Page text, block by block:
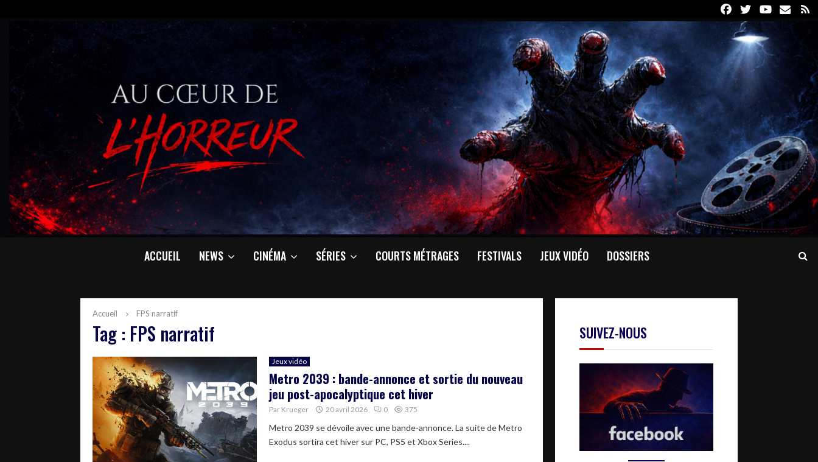
FacebookTwitterYoutube
Email
ACCUEIL NEWS CINÉMA SÉRIES COURTS MÉTRAGES FESTIVALS JEUX VIDÉO DOSSIERS
Accueil FPS narratif
Tag : FPS narratif
Jeux vidéo
Metro 2039 : bande-annonce et sortie du nouveau
jeu post-apocalyptique cet hiver
Par Krueger 20 avril 2026 0 375
Metro 2039 se dévoile avec une bande-annonce. La suite de Metro
Exodus sortira cet hiver sur PC, PS5 et Xbox Series....
SUIVEZ-NOUS